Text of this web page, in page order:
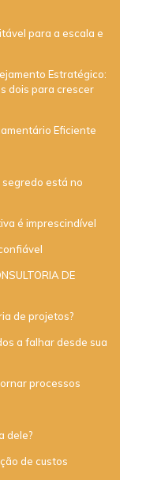
para a escala e
Estratégico:
dois para crescer
Eficiente
está no
é imprescindível
DE
de projetos?
a falhar desde sua
processos
dele?
de custos